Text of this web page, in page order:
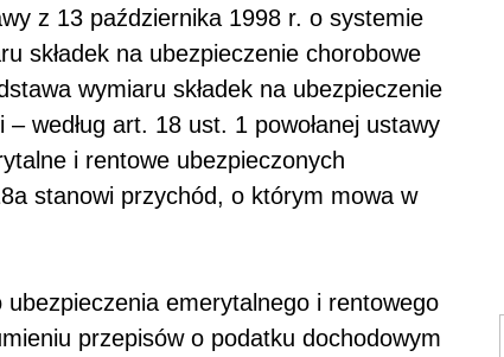
z 13 października 1998 r. o systemie
składek na ubezpieczenie chorobowe
wymiaru składek na ubezpieczenie
według art. 18 ust. 1 powołanej ustawy
i rentowe ubezpieczonych
stanowi przychód, o którym mowa w
emerytalnego i rentowego
przepisów o podatku dochodowym